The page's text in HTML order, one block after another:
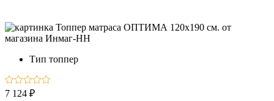
Тип топпер
7 124 ₽